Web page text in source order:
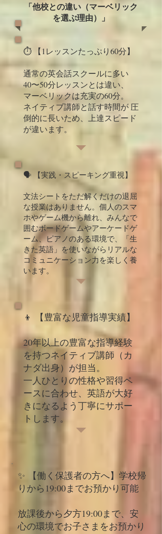
「他校との違い（マーベリック
を選ぶ理由）」
⏱️ 【1レッスンたっぷり60分】
通常の英会話スクールに多い
40〜50分レッスンとは違い、
マーベリックは充実の60分。
ネイティブ講師と話す時間が 圧
倒的に長いため、上達スピード
が違います。
🗣️ 【実践・スピーキング重視】
文法シートをただ解くだけの退屈
な授業はありません。個人のスマ
ホやゲーム機から離れ、みんなで
囲むボードゲームやアーケードゲ
ーム、ピアノのある環境で、「生
きた英語」を使いながらリアルな
コミュニケーション力を楽しく養
います。
👦 【豊富な児童指導実績】
20年以上の豊富な指導経験
を持つネイティブ講師（カ
ナダ出身）が担当。
一人ひとりの性格や習得ペ
ースに合わせ、英語が大好
きになるよう丁寧にサポー
トします。
✨ 【働く保護者の方へ】学校帰
りから19:00までお預かり可能
放課後から夕方19:00まで、安
心の環境でお子さまをお預かり